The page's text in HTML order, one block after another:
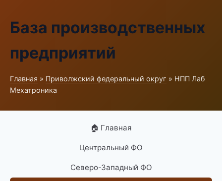
База производственных
предприятий
Главная » Приволжский федеральный округ » НПП Лаб
Мехатроника
🏠 Главная
Центральный ФО
Северо-Западный ФО